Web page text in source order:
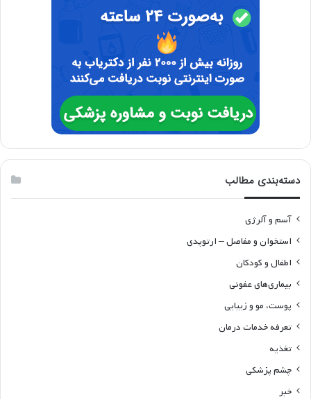
دسته‌بندی مطالب
آسم و آلرژی
استخوان و مفاصل – ارتوپدی
اطفال و کودکان
بیماری‌های عفونی
پوست، مو و زیبایی
تعرفه خدمات درمان
تغذیه
چشم پزشکی
خبر